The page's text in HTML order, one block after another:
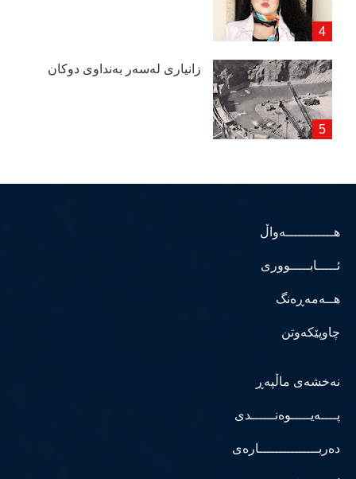
زانیاری لەسەر بەنداوی دوكان
هــــــــــــەواڵ
ئـــــابـــــووری
هــەمەڕەنگ
چاوپێکەوتن
نەخشەی ماڵپەڕ
پــــەیـــــوەنــــــدی
دەربـــــــــــــــارەی